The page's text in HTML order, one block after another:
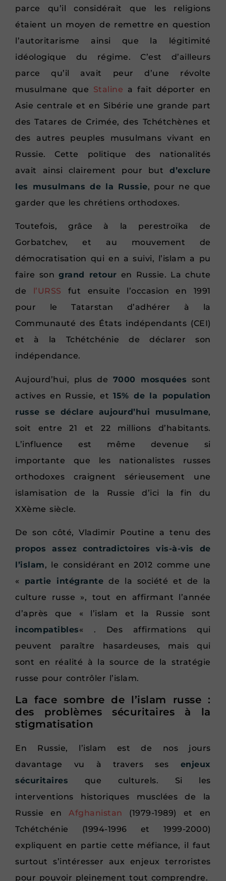
parce qu’il considérait que les religions
étaient un moyen de remettre en question
l’autoritarisme ainsi que la légitimité
idéologique du régime. C’est d’ailleurs
parce qu’il avait peur d’une révolte
musulmane que Staline a fait déporter en
Asie centrale et en Sibérie une grande part
des Tatares de Crimée, des Tchétchènes et
des autres peuples musulmans vivant en
Russie. Cette politique des nationalités
avait ainsi clairement pour butd’exclure
les musulmans de la Russie, pour ne que
garder que les chrétiens orthodoxes.
Toutefois, grâce à la perestroïka de
Gorbatchev, et au mouvement de
démocratisation qui en a suivi, l’islam a pu
faire songrand retour en Russie. La chute
de
l’URSS fut ensuite l’occasion en 1991
pour le Tatarstan d’adhérer à la
Communauté des États indépendants (CEI)
et à la Tchétchénie de déclarer son
indépendance.
Aujourd’hui, plus de 7000 mosquées sont
actives en Russie, et15% de la population
russe se déclare aujourd’hui musulmane,
soit entre 21 et 22 millions d’habitants.
L’influence est même devenue si
importante que les nationalistes russes
orthodoxes craignent sérieusement une
islamisation de la Russie d’ici la fin du
XXème siècle.
De son côté, Vladimir Poutine a tenu des
propos assez contradictoires vis-à-vis de
l’islam, le considérant en 2012 comme une
« partie intégrante de la société et de la
culture russe », tout en affirmant l’année
d’après que « l’islam et la Russie sont
incompatibles« . Des affirmations qui
peuvent paraître hasardeuses, mais qui
sont en réalité à la source de la stratégie
russe pour contrôler l’islam.
La face sombre de l’islam russe :
des problèmes sécuritaires à la
stigmatisation
En Russie, l’islam est de nos jours
davantage vu à travers ses enjeux
sécuritaires que culturels. Si les
interventions historiques musclées de la
Russie enAfghanistan (1979-1989) et en
Tchétchénie (1994-1996 et 1999-2000)
expliquent en partie cette méfiance, il faut
surtout s’intéresser aux enjeux terroristes
pour pouvoir pleinement tout comprendre.